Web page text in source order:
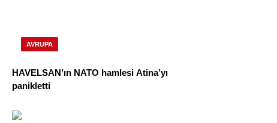
AVRUPA
HAVELSAN’ın NATO hamlesi Atina’yı
panikletti